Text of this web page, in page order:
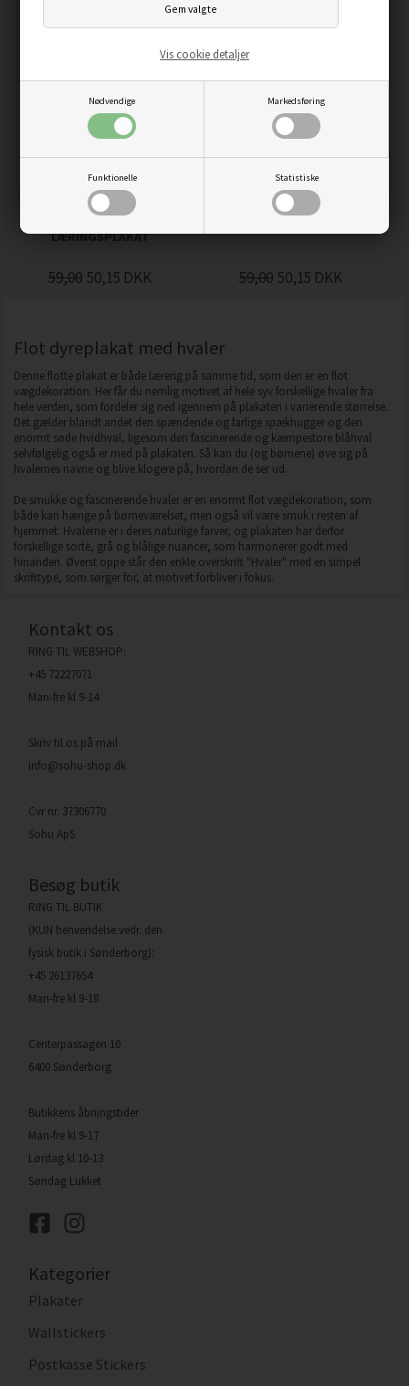
Nødvendige Markedsføring
Funktionelle Statistiske
Vis cookie detaljer
UGENS 7 DAGE -
LÆRINGSPLAKAT
59,00 50,15 DKK
VEJRET - LÆRINGSPLAKAT
59,00 50,15 DKK
Flot dyreplakat med hvaler
Denne flotte plakat er både lærerig på samme tid, som den er en flot
vægdekoration. Her får du nemlig motivet af hele syv forskellige hvaler fra
hele verden, som fordeler sig ned igennem på plakaten i varierende størrelse.
Det gælder blandt andet den spændende og farlige spækhugger og den
enormt søde hvidhval, ligesom den fascinerende og kæmpestore blåhval
selvfølgelig også er med på plakaten. Så kan du (og børnene) øve sig på
hvalernes navne og blive klogere på, hvordan de ser ud.
De smukke og fascinerende hvaler er en enormt flot vægdekoration, som
både kan hænge på børneværelset, men også vil være smuk i resten af
hjemmet. Hvalerne er i deres naturlige farver, og plakaten har derfor
forskellige sorte, grå og blålige nuancer, som harmonerer godt med
hinanden. Øverst oppe står den enkle overskrift "Hvaler" med en simpel
skrifttype, som sørger for, at motivet forbliver i fokus.
Kontakt os
RING TIL WEBSHOP:
+45 72227071
Man-fre kl 9-14
Skriv til os på mail
info@sohu-shop.dk
Cvr nr. 37306770
Sohu ApS
Besøg butik
RING TIL BUTIK
(KUN henvendelse vedr. den
fysisk butik i Sønderborg):
+45 26137654
Man-fre kl 9-18
Centerpassagen 10
6400 Sønderborg
Butikkens åbningstider
Man-fre kl 9-17
Lørdag kl 10-13
Søndag Lukket
Kategorier
Plakater
Wallstickers
Postkasse Stickers